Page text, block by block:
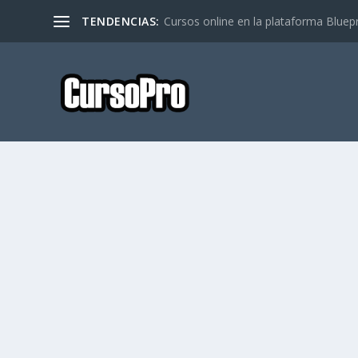
TENDENCIAS: Cursos online en la plataforma